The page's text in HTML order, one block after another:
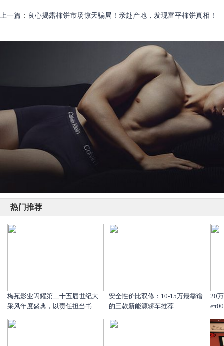
上一篇 ： 良心揭露柿饼市场惊天骗局！亲赴产地，发现富平柿饼真相！
热门推荐
梅苑影业闪耀第二十五届世纪大
采风年度盛典，以责任担当书..
安全性价比双修：10-15万最靠谱
的三款新能源轿车推荐
20